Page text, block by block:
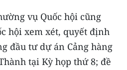
vụ Quốc hội cũng
hội xem xét, quyết định
đầu tư dự án Cảng hàng
tại Kỳ họp thứ 8; đề